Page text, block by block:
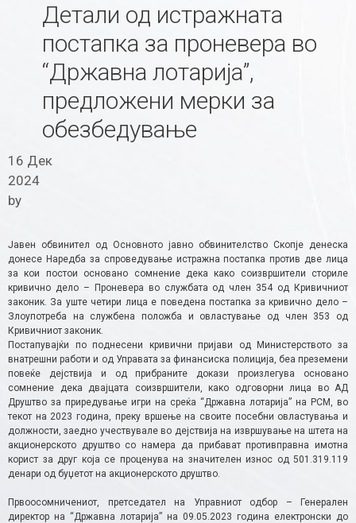
Детали од истражната
постапка за проневера во
“Државна лотарија”,
предложени мерки за
обезбедување
16 Дек
2024
by
Јавен обвинител од Основното јавно обвинителство Скопје денеска
донесе Наредба за спроведување истражна постапка против две лица
за кои постои основано сомнение дека како соизвршители сториле
кривично дело – Проневера во службата од член 354 од Кривичниот
законик. За уште четири лица е поведена постапка за кривично дело –
Злоупотреба на службена положба и овластување од член 353 од
Кривичниот законик.
Постапувајќи по поднесени кривични пријави од Министерството за
внатрешни работи и од Управата за финансиска полиција, беа преземени
повеќе дејствија и oд прибраните докази произлегува основано
сомнение дека двајцата соизвршители, како одговорни лица во АД
Друштво за приредување игри на среќа “Државна лотарија” на РСМ, во
текот на 2023 година, преку вршење на своите посебни овластувања и
должности, заедно учествувале во дејствија на извршување на штета на
акционерското друштво со намера да прибават противправна имотна
корист за друг која се проценува на значителен износ од 501.319.119
денари од буџетот на акционерското друштво.
Првоосомничениот, претседател на Управниот одбор – Генерален
директор на “Државна лотарија” на 09.05.2023 година електронски до